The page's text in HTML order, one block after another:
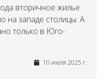
вторичное жилье
на западе столицы. А
только в Юго-
10 июля 2025 г.